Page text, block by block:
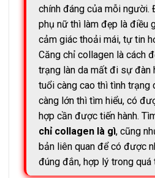
chính đáng của mỗi
phụ nữ thì làm đẹp là điều
cảm giác thoải mái, tự tin
Căng chỉ collagen là cách
trạng làn da mất đi sự đàn
tuổi càng cao thì tình trạng
càng lớn thì tìm hiểu, có
hợp cần được tiến hành.
chỉ collagen là gì, cũng
bản liên quan để có được
đúng đắn, hợp lý trong quá